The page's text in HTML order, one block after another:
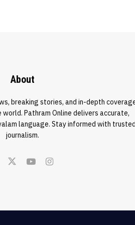
About
breaking stories, and in-depth
world. Pathram Online delivers accurate,
language. Stay informed with
journalism.